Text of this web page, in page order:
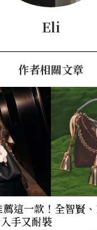
Eli
作者相關文章
這一款！全智賢
手又耐裝